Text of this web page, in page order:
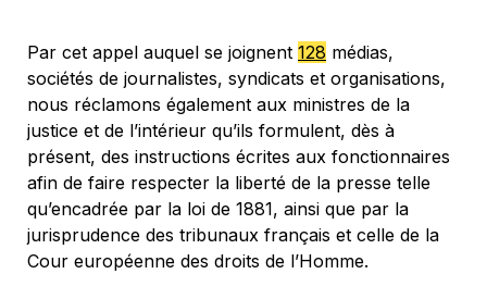
Par cet appel auquel se joignent 128 médias,
sociétés de journalistes, syndicats et organisations,
nous réclamons également aux ministres de la
justice et de l’intérieur qu’ils formulent, dès à
présent, des instructions écrites aux fonctionnaires
afin de faire respecter la liberté de la presse telle
qu’encadrée par la loi de 1881, ainsi que par la
jurisprudence des tribunaux français et celle de la
Cour européenne des droits de l’Homme.